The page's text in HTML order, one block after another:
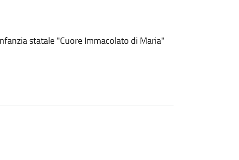
statale "Cuore Immacolato di Maria"